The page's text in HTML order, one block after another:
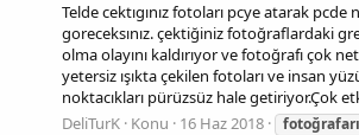
Telde cektıgınız fotoları pcye atarak pcde
goreceksınız. çektiğiniz fotoğraflardaki
olma olayını kaldırıyor ve fotoğrafı çok
yetersiz ışıkta çekilen fotoları ve insan
noktacıkları pürüzsüz hale getiriyor.Çok
DeliTurK Konu 16 Haz 2018 fotoğrafarı